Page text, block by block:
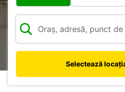
Selectează